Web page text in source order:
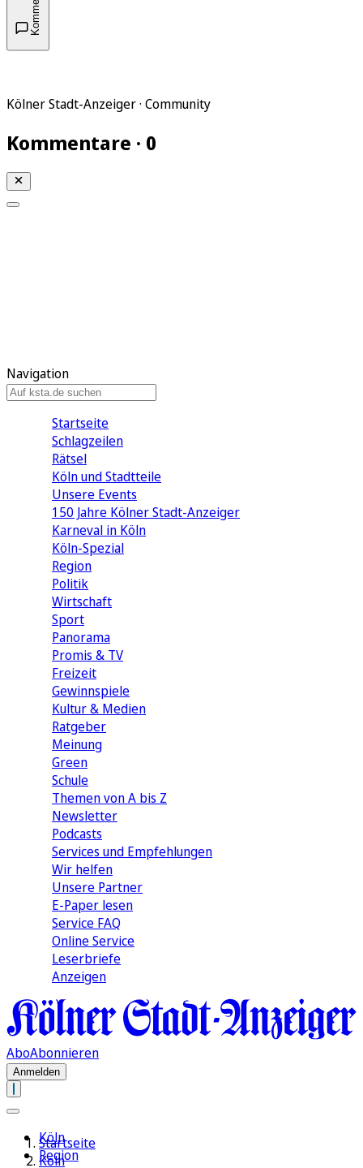
Kölner Stadt-Anzeiger · Community
Kommentare · 0
Navigation
Startseite
Schlagzeilen
Rätsel
Köln und Stadtteile
Unsere Events
150 Jahre Kölner Stadt-Anzeiger
Karneval in Köln
Köln-Spezial
Region
Politik
Wirtschaft
Sport
Panorama
Promis & TV
Freizeit
Gewinnspiele
Kultur & Medien
Ratgeber
Meinung
Green
Schule
Themen von A bis Z
Newsletter
Podcasts
Services und Empfehlungen
Wir helfen
Unsere Partner
E-Paper lesen
Service FAQ
Online Service
Leserbriefe
Anzeigen
AboAbonnieren
Anmelden
Köln
Region
Startseite
Köln